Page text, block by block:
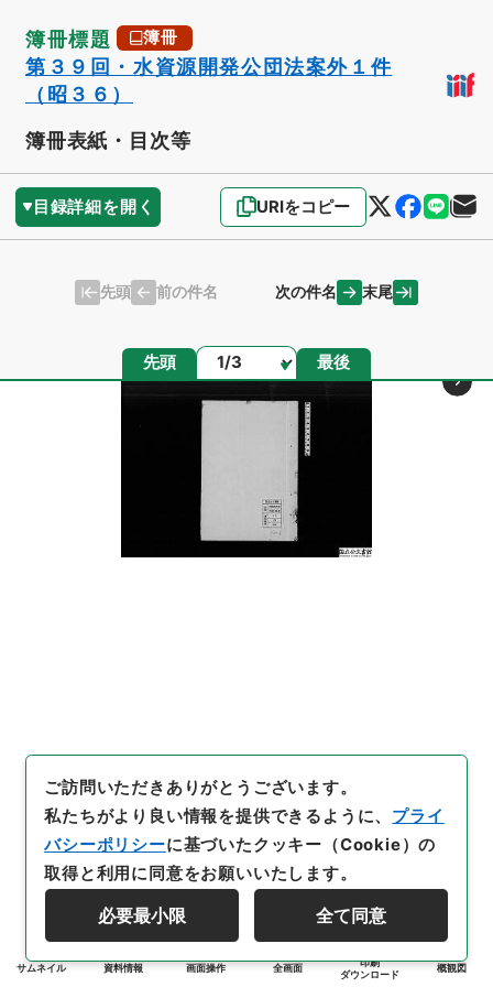
簿冊標題 簿冊
第３９回・水資源開発公団法案外１件
（昭３６）
簿冊表紙・目次等
目録詳細を開く URIをコピー
先頭 前の件名 次の件名 末尾
先頭 ページ 最後
サムネイル 資料情報 画面操作 全画面
印刷
ダウンロード
概観図
ご訪問いただきありがとうございます。
私たちがより良い情報を提供できるように、 プライ
バシーポリシーに基づいたクッキー（Cookie）の
取得と利用に同意をお願いいたします。
必要最小限 全て同意